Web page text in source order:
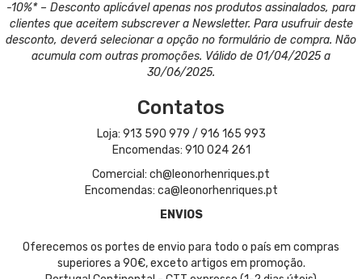
-10%* – Desconto aplicável apenas nos produtos assinalados, para
clientes que aceitem subscrever a Newsletter. Para usufruir deste
desconto, deverá selecionar a opção no formulário de compra. Não
acumula com outras promoções. Válido de 01/04/2025 a
30/06/2025.
Contatos
Loja: 913 590 979 / 916 165 993
Encomendas: 910 024 261
Comercial: ch@leonorhenriques.pt
Encomendas: ca@leonorhenriques.pt
ENVIOS
Oferecemos os portes de envio para todo o país em compras
superiores a 90€, exceto artigos em promoção.